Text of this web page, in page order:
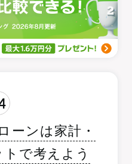
ーンは家計・
で考えよう